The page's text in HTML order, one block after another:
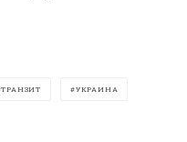
ТРАНЗИТ УКРАИНА